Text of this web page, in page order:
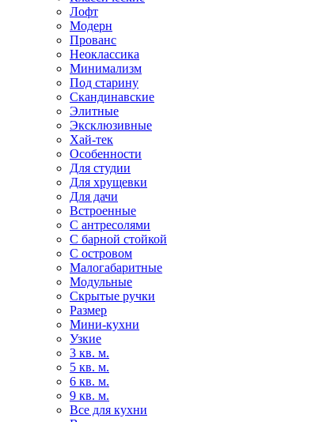
Лофт
Модерн
Прованс
Неоклассика
Минимализм
Под старину
Скандинавские
Элитные
Эксклюзивные
Хай-тек
Особенности
Для студии
Для хрущевки
Для дачи
Встроенные
С антресолями
С барной стойкой
С островом
Малогабаритные
Модульные
Скрытые ручки
Размер
Мини-кухни
Узкие
3 кв. м.
5 кв. м.
6 кв. м.
9 кв. м.
Все для кухни